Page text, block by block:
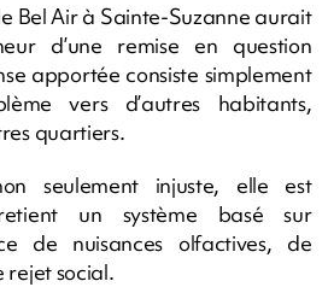
Bel Air à Sainte-Suzanne aurait
d’une remise en question
apportée consiste simplement
vers d’autres habitants,
quartiers.
seulement injuste, elle est
un système basé sur
de nuisances olfactives, de
rejet social.